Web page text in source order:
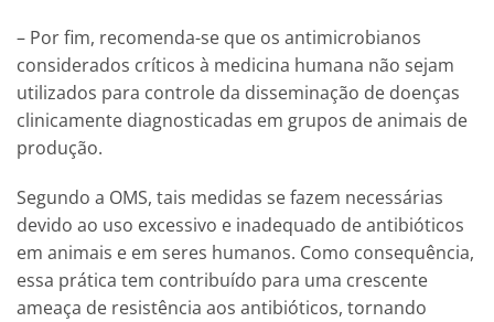
– Por fim, recomenda-se que os antimicrobianos
considerados críticos à medicina humana não sejam
utilizados para controle da disseminação de doenças
clinicamente diagnosticadas em grupos de animais de
produção.
Segundo a OMS, tais medidas se fazem necessárias
devido ao uso excessivo e inadequado de antibióticos
em animais e em seres humanos. Como consequência,
essa prática tem contribuído para uma crescente
ameaça de resistência aos antibióticos, tornando